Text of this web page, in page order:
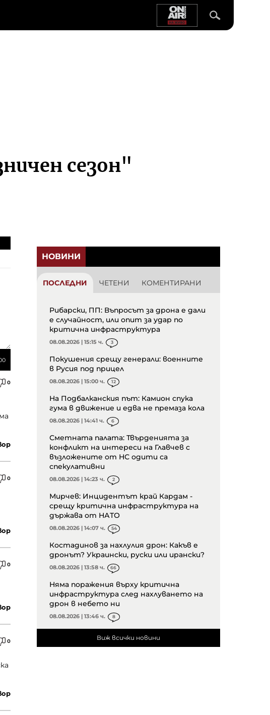
сезон"
0
0
0
0
НОВИНИ
ПОСЛЕДНИ ЧЕТЕНИ КОМЕНТИРАНИ
Рибарски, ПП: Въпросът за дрона е дали
е случайност, или опит за удар по
критична инфраструктура
08.08.2026 | 15:15 ч. 3
Покушения срещу генерали: военните
в Русия под прицел
08.08.2026 | 15:00 ч. 12
На Подбалканския път: Камион спука
гума в движение и едва не премаза кола
08.08.2026 | 14:41 ч. 6
Сметната палата: Твърденията за
конфликт на интереси на Главчев с
възложените от НС одити са
спекулативни
08.08.2026 | 14:23 ч. 2
Мирчев: Инцидентът край Кардам -
срещу критична инфраструктура на
държава от НАТО
08.08.2026 | 14:07 ч. 54
Костадинов за нахлулия дрон: Какъв е
дронът? Украински, руски или ирански?
08.08.2026 | 13:58 ч. 66
Няма поражения върху критична
инфраструктура след нахлуването на
дрон в небето ни
08.08.2026 | 13:46 ч. 8
Виж всички новини